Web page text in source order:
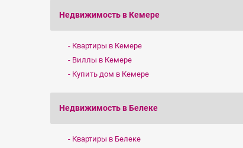
Недвижимость в Кемере
Квартиры в Кемере
Виллы в Кемере
Купить дом в Кемере
Недвижимость в Белеке
Квартиры в Белеке